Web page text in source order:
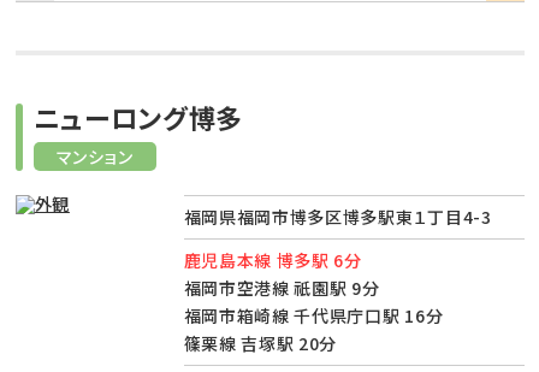
マンション
ニューロング博多
福岡県福岡市博多区博多駅東１丁目4-3
鹿児島本線 博多駅 6分
福岡市空港線 祇園駅 9分
福岡市箱崎線 千代県庁口駅 16分
篠栗線 吉塚駅 20分